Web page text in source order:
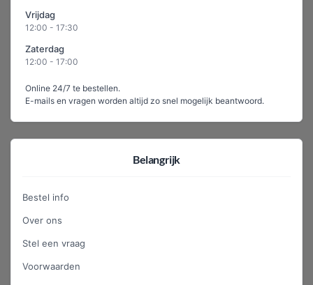
Vrijdag
12:00 - 17:30
Zaterdag
12:00 - 17:00
Online 24/7 te bestellen.
E-mails en vragen worden altijd zo snel mogelijk beantwoord.
Belangrijk
Bestel info
Over ons
Stel een vraag
Voorwaarden